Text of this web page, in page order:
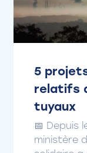
5
relatifs
tuyaux
📅 Depuis
ministère